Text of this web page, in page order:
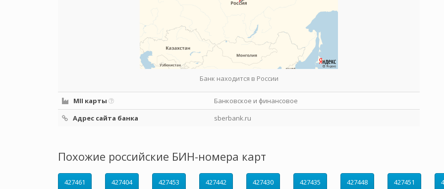
Банк находится в России
MII карты
Банковское и финансовое
Адрес сайта банка
sberbank.ru
Похожие российские БИН-номера карт
427461 427404 427453 427442 427430 427435 427448 427451